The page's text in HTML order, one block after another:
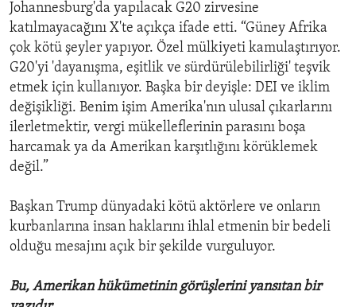
Johannesburg'da yapılacak G20 zirvesine
katılmayacağını X'te açıkça ifade etti. “Güney Afrika
çok kötü şeyler yapıyor. Özel mülkiyeti kamulaştırıyor.
G20'yi 'dayanışma, eşitlik ve sürdürülebilirliği' teşvik
etmek için kullanıyor. Başka bir deyişle: DEI ve iklim
değişikliği. Benim işim Amerika'nın ulusal çıkarlarını
ilerletmektir, vergi mükelleflerinin parasını boşa
harcamak ya da Amerikan karşıtlığını körüklemek
değil.”
Başkan Trump dünyadaki kötü aktörlere ve onların
kurbanlarına insan haklarını ihlal etmenin bir bedeli
olduğu mesajını açık bir şekilde vurguluyor.
Bu, Amerikan hükümetinin görüşlerini yansıtan bir